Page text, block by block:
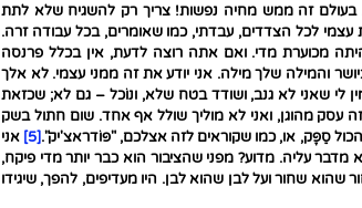
בעולם זה ממש מחיה נפשות! צריך רק להשגיח שלא לתת
עצמי לכל הצדדים, עבדתי, כמו שאומרים, בכל עבודה זרה.
מכוערת מדי. ואם אתה רוצה לדעת, אין בכלל פרנסה
והמילה שלך מילה. אני יודע את זה ממני עצמי. לא אלך
לי שאני לא גנב, ושודד בטח שלא, ונוֹכל – גם לא; שכזאת
עסק מהוגן, ואני לא מוליך שולל אף אחד. שום חתול בשק
סַפָּק, או, כמו שקוראים לזה אצלכם, "פּוֹדראצ'יק".[5]
אני
עליה. מדוע? מפני שהציבור הוא כבר יותר מדי פיקח,
שהוא שחור ועל לבן שהוא לבן. היו מעדיפים, להפך, שיגידו